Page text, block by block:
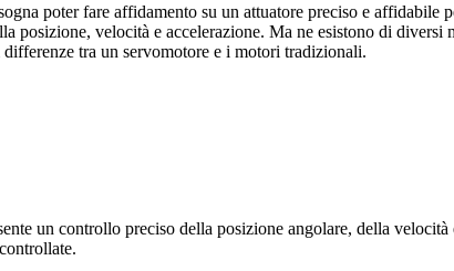
poter fare affidamento su un attuatore preciso e
posizione, velocità e accelerazione. Ma ne esistono di
tra un servomotore e i motori tradizionali.
un controllo preciso della posizione angolare, della